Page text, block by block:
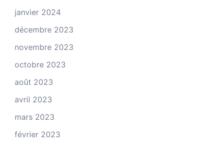
janvier 2024
décembre 2023
novembre 2023
octobre 2023
août 2023
avril 2023
mars 2023
février 2023